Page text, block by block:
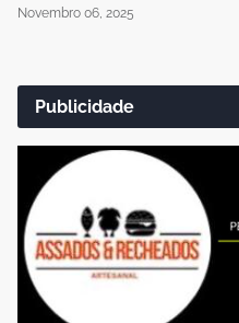
Novembro 06, 2025
Publicidade